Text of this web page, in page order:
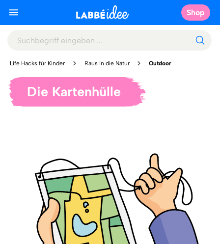
Shop
Life Hacks für Kinder Raus in die Natur Outdoor
Die Kartenhülle